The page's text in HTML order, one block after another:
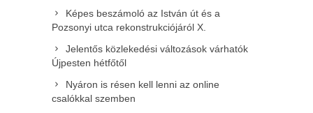
Képes beszámoló az István út és a
Pozsonyi utca rekonstrukciójáról X.
Jelentős közlekedési változások várhatók
Újpesten hétfőtől
Nyáron is résen kell lenni az online
csalókkal szemben